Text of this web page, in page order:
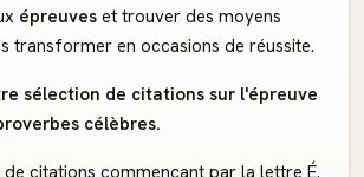
épreuves et trouver des moyens
transformer en occasions de réussite.
sélection de citations sur l'épreuve
célèbres.
citations commençant par la lettre É.